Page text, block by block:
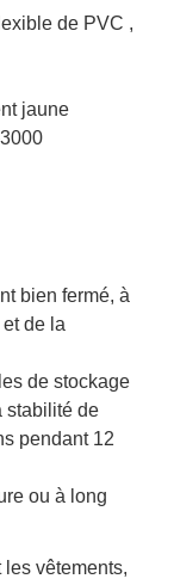
de PVC ,
jaune
bien fermé, à
de la
de stockage
stabilité de
pendant 12
ou à long
vêtements,